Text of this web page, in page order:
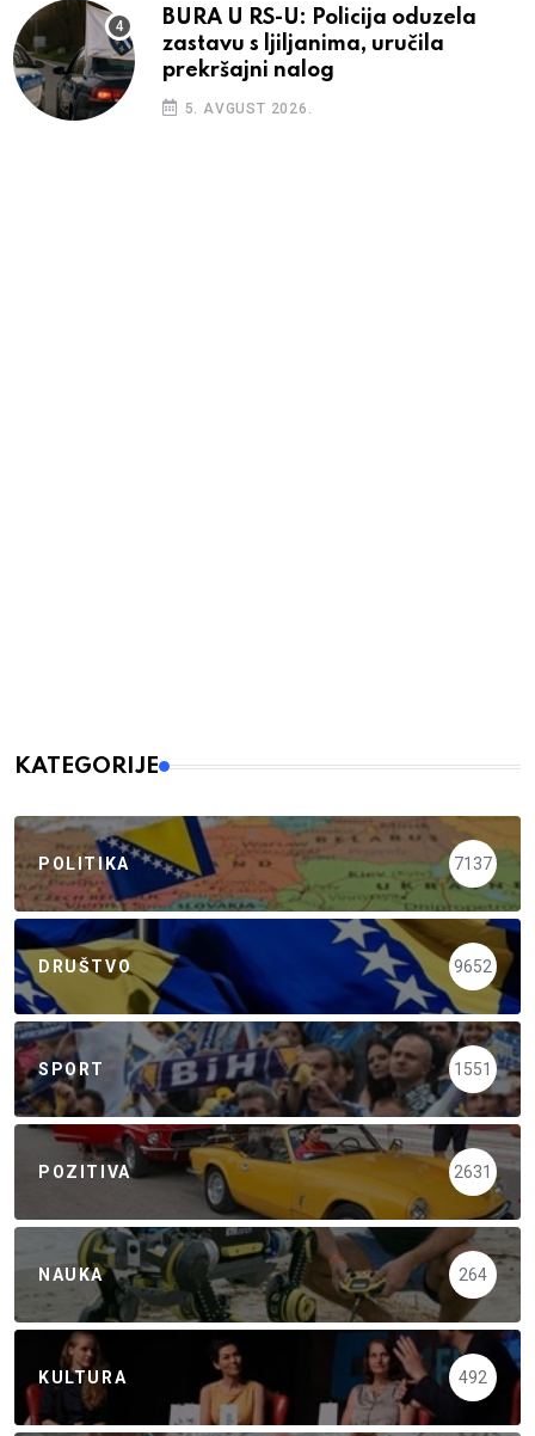
BURA U RS-U: Policija oduzela
zastavu s ljiljanima, uručila
prekršajni nalog
5. AVGUST 2026.
KATEGORIJE
POLITIKA 7137
DRUŠTVO 9652
SPORT 1551
POZITIVA 2631
NAUKA 264
KULTURA 492